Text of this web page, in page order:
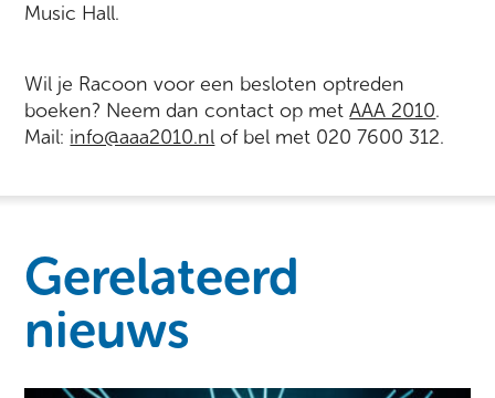
Music Hall.
Wil je Racoon voor een besloten optreden
boeken? Neem dan contact op metAAA 2010.
Mail: info@aaa2010.nl of bel met 020 7600 312.
Gerelateerd
nieuws